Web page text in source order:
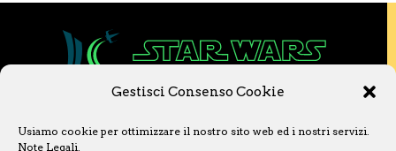
Gestisci Consenso Cookie
Usiamo cookie per ottimizzare il nostro sito web ed i nostri servizi.
Note Legali.
Questo sito non è collegato a Lucasfilm LTD o